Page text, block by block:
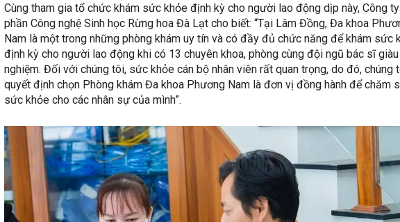
Cùng tham gia tổ chức khám sức khỏe định kỳ cho người lao động dịp này, Công
phần Công nghệ Sinh học Rừng hoa Đà Lạt cho biết: “Tại Lâm Đồng, Đa khoa
Nam là một trong những phòng khám uy tín và có đầy đủ chức năng để khám sức
định kỳ cho người lao động khi có 13 chuyên khoa, phòng cùng đội ngũ bác sĩ
nghiệm. Đối với chúng tôi, sức khỏe cán bộ nhân viên rất quan trọng, do đó, chúng
quyết định chọn Phòng khám Đa khoa Phương Nam là đơn vị đồng hành để chăm
sức khỏe cho các nhân sự của mình”.